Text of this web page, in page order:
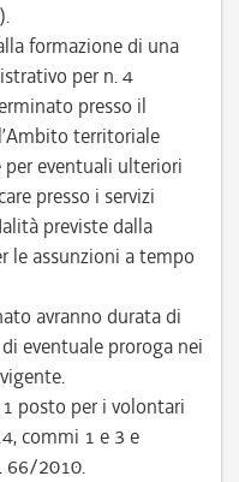
formazione di una
per n. 4
presso il
territoriale
per eventuali ulteriori
presso i servizi
previste dalla
le assunzioni a tempo
avranno durata di
eventuale proroga nei
posto per i volontari
commi 1 e 3 e
66/2010.